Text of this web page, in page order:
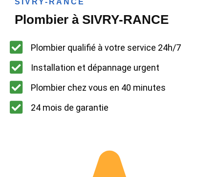
SIVRY-RANCE
Plombier à SIVRY-RANCE
Plombier qualifié à votre service 24h/7
Installation et dépannage urgent
Plombier chez vous en 40 minutes
24 mois de garantie